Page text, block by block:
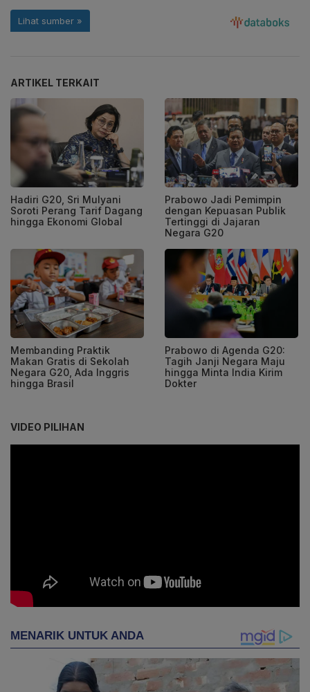
ARTIKEL TERKAIT
Hadiri G20, Sri Mulyani
Soroti Perang Tarif Dagang
hingga Ekonomi Global
Prabowo Jadi Pemimpin
dengan Kepuasan Publik
Tertinggi di Jajaran
Negara G20
Membanding Praktik
Makan Gratis di Sekolah
Negara G20, Ada Inggris
hingga Brasil
Prabowo di Agenda G20:
Tagih Janji Negara Maju
hingga Minta India Kirim
Dokter
VIDEO PILIHAN